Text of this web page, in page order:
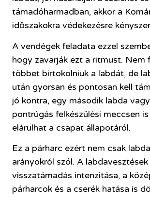
támadóharmadban, akkor a
időszakokra védekezésre
A vendégek feladata ezzel
hogy zavarják ezt a ritmust. Nem
többet birtokolniuk a labdát, de
után gyorsan és pontosan kell
jó kontra, egy második labda
pontrúgás felkészülési meccsen
elárulhat a csapat állapotáról.
Ez a párharc ezért nem csak
arányokról szól. A labdavesztések
visszatámadás intenzitása, a
párharcok és a cserék hatása is